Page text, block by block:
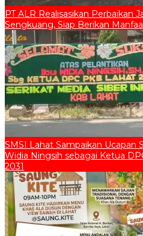
PT ALR Realisasikan Perbaikan
Sengkuang, Siap Berikan
SMSI Lahat Sampaikan Ucapan
Widia Ningsih sebagai Ketua
2031